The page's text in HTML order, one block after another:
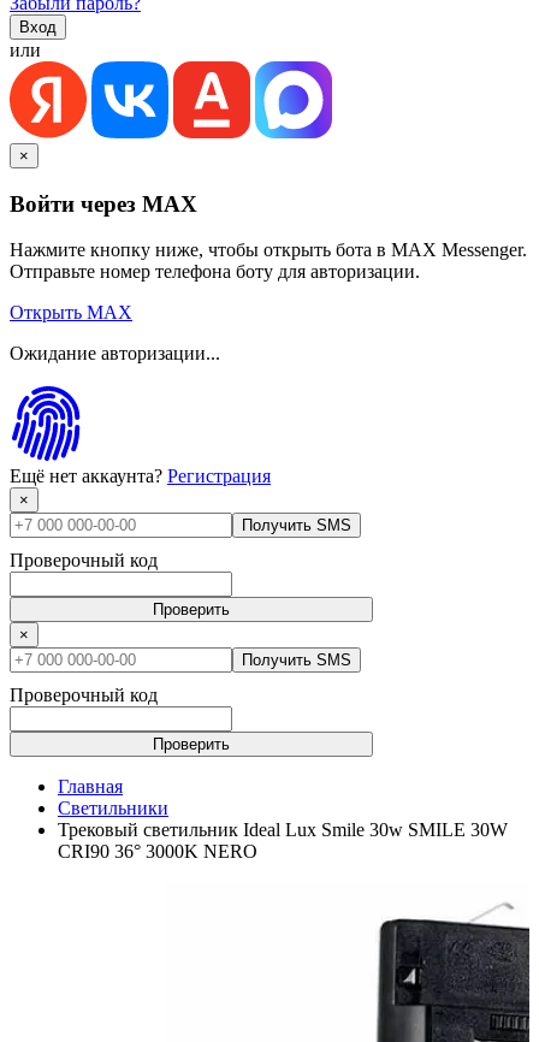
или
×
Войти через MAX
Нажмите кнопку ниже, чтобы открыть бота в MAX Messenger.
Отправьте номер телефона боту для авторизации.
Открыть MAX
Ожидание авторизации...
Ещё нет аккаунта? Регистрация
×
Получить SMS
Проверочный код
Проверить
×
Получить SMS
Проверочный код
Проверить
Главная
Светильники
Трековый светильник Ideal Lux Smile 30w SMILE 30W
CRI90 36° 3000K NERO